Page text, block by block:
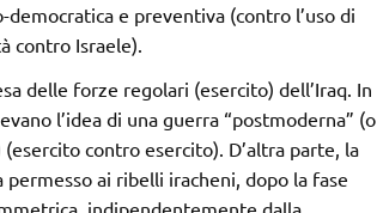
e preventiva (contro l’uso di
contro Israele).
delle forze regolari (esercito) dell’Iraq. In
l’idea di una guerra “postmoderna” (o
contro esercito). D’altra parte, la
ai ribelli iracheni, dopo la fase
indipendentemente dalla